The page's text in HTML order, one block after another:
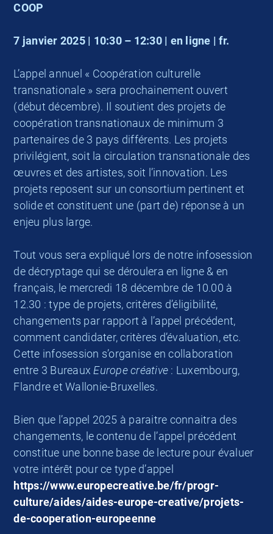
COOP
7 janvier 2025 | 10:30 – 12:30 | en ligne | fr.
L’appel annuel « Coopération culturelle
transnationale » sera prochainement ouvert
(début décembre). Il soutient des projets de
coopération transnationaux de minimum 3
partenaires de 3 pays différents. Les projets
privilégient, soit la circulation transnationale des
œuvres et des artistes, soit l’innovation. Les
projets reposent sur un consortium pertinent et
solide et constituent une (part de) réponse à un
enjeu plus large.
Tout vous sera expliqué lors de notre infosession
de décryptage qui se déroulera en ligne & en
français, le mercredi 18 décembre de 10.00 à
12.30 : type de projets, critères d’éligibilité,
changements par rapport à l’appel précédent,
comment candidater, critères d’évaluation, etc.
Cette infosession s’organise en collaboration
entre 3 Bureaux Europe créative : Luxembourg,
Flandre et Wallonie-Bruxelles.
Bien que l’appel 2025 à paraitre connaitra des
changements, le contenu de l’appel précédent
constitue une bonne base de lecture pour évaluer
votre intérêt pour ce type d’appel
https://www.europecreative.be/fr/progr-
culture/aides/aides-europe-creative/projets-
de-cooperation-europeenne